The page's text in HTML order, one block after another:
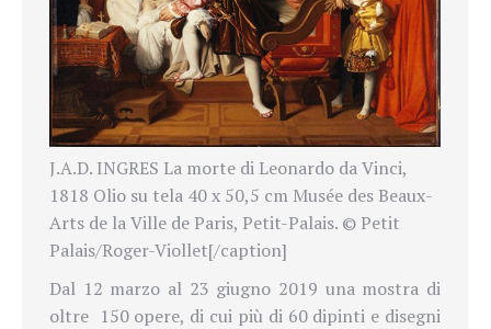
J.A.D. INGRES La morte di Leonardo da Vinci,
1818 Olio su tela 40 x 50,5 cm Musée des Beaux-
Arts de la Ville de Paris, Petit-Palais. © Petit
Palais/Roger-Viollet[/caption]
Dal 12 marzo al 23 giugno 2019 una mostra di
oltre 150 opere, di cui più di 60 dipinti e disegni